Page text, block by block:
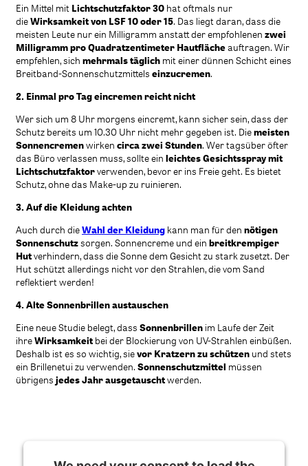
Ein Mittel mit Lichtschutzfaktor 30 hat oftmals nur
dieWirksamkeit von LSF 10 oder 15. Das liegt daran, dass die
meisten Leute nur ein Milligramm anstatt der empfohlenen zwei
Milligramm pro Quadratzentimeter Hautflächeauftragen. Wir
empfehlen, sich mehrmals täglich mit einer dünnen Schicht eines
Breitband-Sonnenschutzmittels einzucremen.
2. Einmal pro Tag eincremen reicht nicht
Wer sich um 8 Uhr morgens eincremt, kann sicher sein, dass der
Schutz bereits um 10.30 Uhr nicht mehr gegeben ist. Diemeisten
Sonnencremenwirken circazwei Stunden. Wer tagsüber öfter
das Büro verlassen muss, sollte ein leichtes Gesichtsspray mit
Lichtschutzfaktorverwenden, bevor er ins Freie geht. Es bietet
Schutz, ohne das Make-up zu ruinieren.
3. Auf die Kleidung achten
Auch durch dieWahl der Kleidung kann man für den nötigen
Sonnenschutzsorgen. Sonnencreme und ein breitkrempiger
Hutverhindern, dass die Sonne dem Gesicht zu stark zusetzt. Der
Hut schützt allerdings nicht vor den Strahlen, die vom Sand
reflektiert werden!
4. Alte Sonnenbrillen austauschen
Eine neue Studie belegt, dass Sonnenbrillen im Laufe der Zeit
ihreWirksamkeit bei der Blockierung von UV-Strahlen einbüßen.
Deshalb ist es so wichtig, sievor Kratzern zu schützen und stets
ein Brillenetui zu verwenden. Sonnenschutzmittel müssen
übrigens jedes Jahr ausgetauschtwerden.